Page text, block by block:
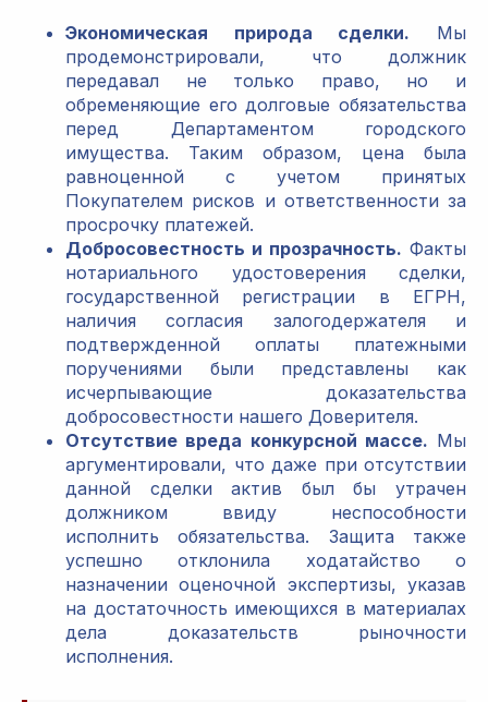
Экономическая природа сделки. Мы
продемонстрировали, что должник
передавал не только право, но и
обременяющие его долговые обязательства
перед Департаментом городского
имущества. Таким образом, цена была
равноценной с учетом принятых
Покупателем рисков и ответственности за
просрочку платежей.
Добросовестность и прозрачность. Факты
нотариального удостоверения сделки,
государственной регистрации в ЕГРН,
наличия согласия залогодержателя и
подтвержденной оплаты платежными
поручениями были представлены как
исчерпывающие доказательства
добросовестности нашего Доверителя.
Отсутствие вреда конкурсной массе. Мы
аргументировали, что даже при отсутствии
данной сделки актив был бы утрачен
должником ввиду неспособности
исполнить обязательства. Защита также
успешно отклонила ходатайство о
назначении оценочной экспертизы, указав
на достаточность имеющихся в материалах
дела доказательств рыночности
исполнения.